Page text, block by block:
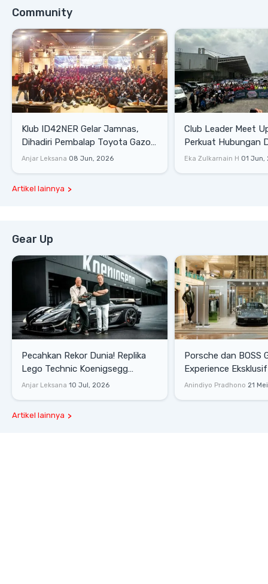
Community
Klub ID42NER Gelar Jamnas,
Dihadiri Pembalap Toyota Gazoo
Racing
Anjar Leksana 08 Jun, 2026
Club Leader Meet
Perkuat Hubungan
Dengan Komunitas
Eka Zulkarnain H 01 Jun,
Artikel lainnya
Gear Up
Pecahkan Rekor Dunia! Replika
Lego Technic Koenigsegg
Sadair's Spear Ukuran Asli Sukses
Anjar Leksana 10 Jul, 2026
Porsche dan BOSS
Experience
Senayan, Hadirkan
Anindiyo Pradhono 21
Artikel lainnya